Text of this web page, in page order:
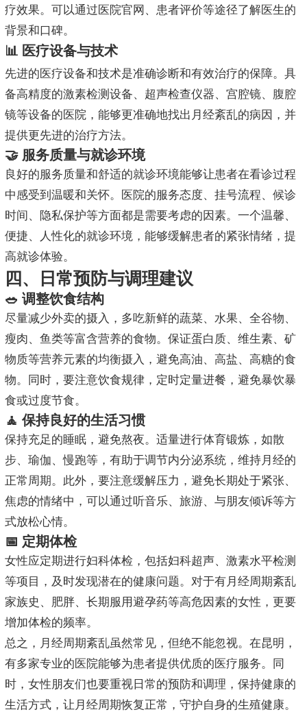
疗效果。可以通过医院官网、患者评价等途径了解医生的
背景和口碑。
📊 医疗设备与技术
先进的医疗设备和技术是准确诊断和有效治疗的保障。具
备高精度的激素检测设备、超声检查仪器、宫腔镜、腹腔
镜等设备的医院，能够更准确地找出月经紊乱的病因，并
提供更先进的治疗方法。
🤝 服务质量与就诊环境
良好的服务质量和舒适的就诊环境能够让患者在看诊过程
中感受到温暖和关怀。医院的服务态度、挂号流程、候诊
时间、隐私保护等方面都是需要考虑的因素。一个温馨、
便捷、人性化的就诊环境，能够缓解患者的紧张情绪，提
高就诊体验。
四、日常预防与调理建议
🥗 调整饮食结构
尽量减少外卖的摄入，多吃新鲜的蔬菜、水果、全谷物、
瘦肉、鱼类等富含营养的食物。保证蛋白质、维生素、矿
物质等营养元素的均衡摄入，避免高油、高盐、高糖的食
物。同时，要注意饮食规律，定时定量进餐，避免暴饮暴
食或过度节食。
🧘 保持良好的生活习惯
保持充足的睡眠，避免熬夜。适量进行体育锻炼，如散
步、瑜伽、慢跑等，有助于调节内分泌系统，维持月经的
正常周期。此外，要注意缓解压力，避免长期处于紧张、
焦虑的情绪中，可以通过听音乐、旅游、与朋友倾诉等方
式放松心情。
📅 定期体检
女性应定期进行妇科体检，包括妇科超声、激素水平检测
等项目，及时发现潜在的健康问题。对于有月经周期紊乱
家族史、肥胖、长期服用避孕药等高危因素的女性，更要
增加体检的频率。
总之，月经周期紊乱虽然常见，但绝不能忽视。在昆明，
有多家专业的医院能够为患者提供优质的医疗服务。同
时，女性朋友们也要重视日常的预防和调理，保持健康的
生活方式，让月经周期恢复正常，守护自身的生殖健康。